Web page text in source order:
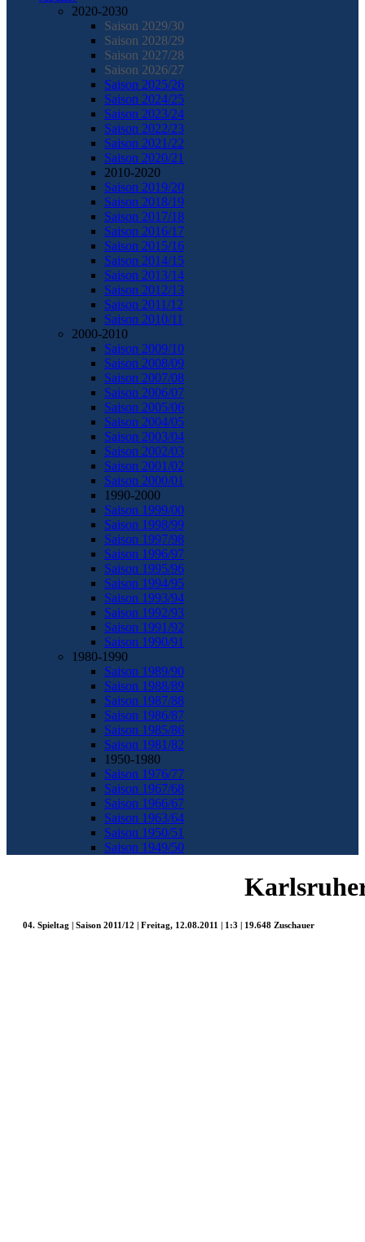
2020-2030
Saison 2029/30
Saison 2028/29
Saison 2027/28
Saison 2026/27
Saison 2025/26
Saison 2024/25
Saison 2023/24
Saison 2022/23
Saison 2021/22
Saison 2020/21
2010-2020
Saison 2019/20
Saison 2018/19
Saison 2017/18
Saison 2016/17
Saison 2015/16
Saison 2014/15
Saison 2013/14
Saison 2012/13
Saison 2011/12
Saison 2010/11
2000-2010
Saison 2009/10
Saison 2008/09
Saison 2007/08
Saison 2006/07
Saison 2005/06
Saison 2004/05
Saison 2003/04
Saison 2002/03
Saison 2001/02
Saison 2000/01
1990-2000
Saison 1999/00
Saison 1998/99
Saison 1997/98
Saison 1996/97
Saison 1995/96
Saison 1994/95
Saison 1993/94
Saison 1992/93
Saison 1991/92
Saison 1990/91
1980-1990
Saison 1989/90
Saison 1988/89
Saison 1987/88
Saison 1986/87
Saison 1985/86
Saison 1981/82
1950-1980
Saison 1976/77
Saison 1967/68
Saison 1966/67
Saison 1963/64
Saison 1950/51
Saison 1949/50
04. Spieltag | Saison 2011/12 | Freitag, 12.08.2011 | 1:3 | 19.648 Zuschauer